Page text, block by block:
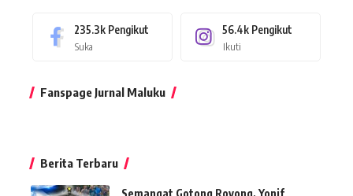
235.3k Pengikut
Suka
56.4k Pengikut
Ikuti
Fanspage Jurnal Maluku
Berita Terbaru
Semangat Gotong Royong, Yonif